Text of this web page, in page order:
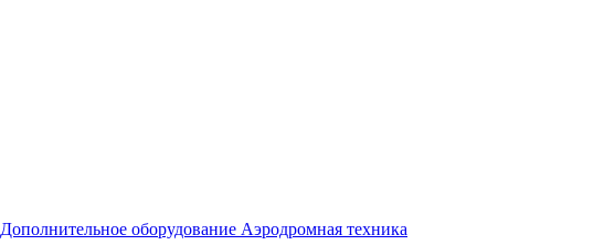
Дополнительное оборудование Аэродромная техника